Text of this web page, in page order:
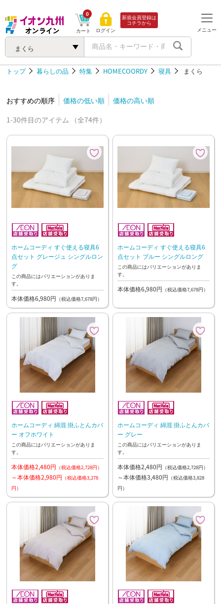
まくら
カート
0
ログイン
新規会員登録は
コチラから
メニュー
トップ 暮らしの品 特集 HOMECOORDY 寝具 まくら
おすすめの順序 価格の低い順
価格の高い順
1-30件目のアイテム （全74件）
ホームコーディ すぐ使える寝具6
点セット グレージュ シングルロン
グ
この商品にはバリエーションがありま
す。
本体価格6,980円 （税込価格7,678円）
ホームコーディ すぐ使える寝具6
点セット ブルー シングルロング
この商品にはバリエーションがありま
す。
本体価格6,980円 （税込価格7,678円）
ホームコーディ 綿混 掛ふとんカバ
ー オフホワイト
この商品にはバリエーションがありま
す。
本体価格2,480円 （税込価格2,728円）
～本体価格2,980円 （税込価格3,278
円）
ホームコーディ 綿混 掛ふとんカバ
ー グレー
この商品にはバリエーションがありま
す。
本体価格2,480円 （税込価格2,728円）
～本体価格3,480円 （税込価格3,828
円）